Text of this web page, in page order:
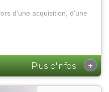
d'une acquisition, d'une
Plus d'infos +